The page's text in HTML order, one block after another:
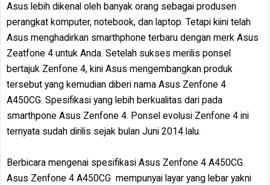
Asus lebih dikenal oleh banyak orang sebagai produsen
perangkat komputer, notebook, dan laptop. Tetapi kiini telah
Asus menghadirkan smarthphone terbaru dengan merk Asus
Zeatfone 4 untuk Anda. Setelah sukses merilis ponsel
bertajuk Zenfone 4, kini Asus mengembangkan produk
tersebut yang kemudian diberi nama Asus Zenfone 4
A450CG. Spesifikasi yang lebih berkualitas dari pada
smarthpone Asus Zenfone 4. Ponsel evolusi Zenfone 4 ini
ternyata sudah dirilis sejak bulan Juni 2014 lalu.
Berbicara mengenai spesifikasi Asus Zenfone 4 A450CG.
Asus Zenfone 4 A450CG mempunyai layar yang lebar yakni